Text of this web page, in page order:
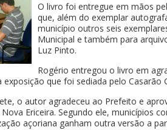
O livro foi entregue em mãos
que, além do exemplar
município outros seis
Municipal e também para
Luz Pinto.
Rogério entregou o livro em
exposição que foi sediada pelo
o autor agradeceu ao Prefeito e
Ericeira. Segundo ele, municípios
açoriana ganham outra versão a